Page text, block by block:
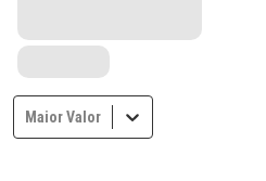
Maior Valor